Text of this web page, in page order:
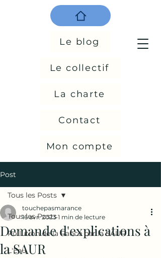
Le blog
Le collectif
La charte
Mon compte
Contact
Post
Tous les Posts
Pollution de la Rance par la SAUR
L'Eau
Tous les Posts
Demande d'explications à
la SAUR
touchepasmarance
16 avr. 2023 1 min de lecture